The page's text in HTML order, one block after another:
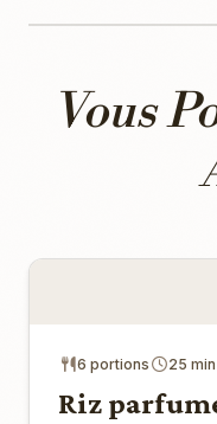
Vous
6 portions 25 min
Riz